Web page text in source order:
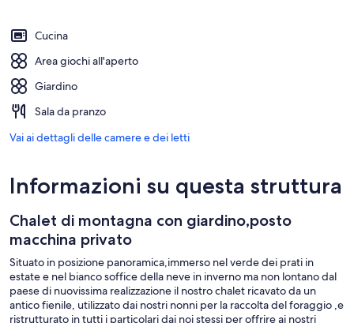
Cucina
Area giochi all'aperto
Giardino
Sala da pranzo
Vai ai dettagli delle camere e dei letti
Informazioni su questa struttura
Chalet di montagna con giardino,posto
macchina privato
Situato in posizione panoramica,immerso nel verde dei prati in
estate e nel bianco soffice della neve in inverno ma non lontano dal
paese di nuovissima realizzazione il nostro chalet ricavato da un
antico fienile, utilizzato dai nostri nonni per la raccolta del foraggio ,e
ristrutturato in tutti i particolari dai noi stessi per offrire ai nostri